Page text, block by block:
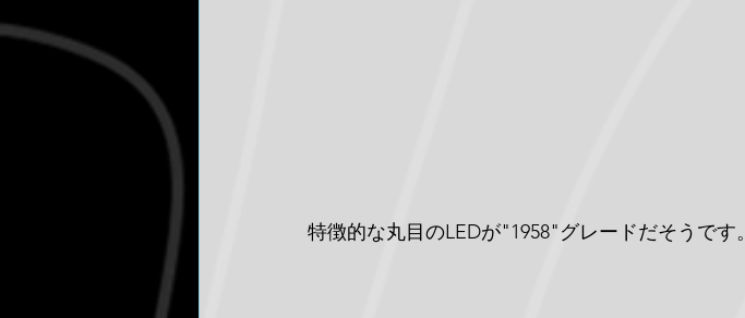
特徴的な丸目のLEDが"1958"グレードだそうです。